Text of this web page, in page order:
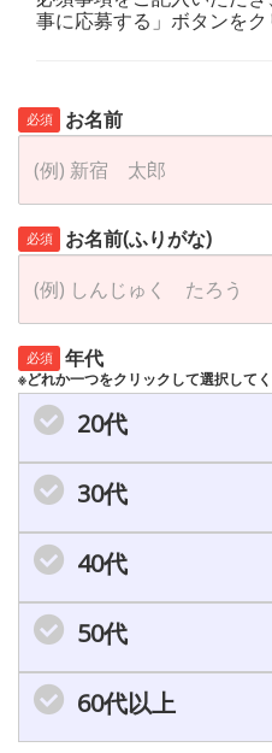
事に応募する」ボタンをク
必須 お名前
必須 お名前(ふりがな)
必須 年代
※どれか一つをクリックして選択してく
20代
30代
40代
50代
60代以上